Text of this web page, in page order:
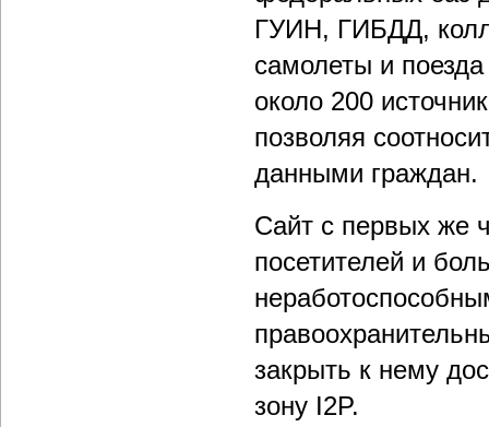
ГУИН, ГИБДД,
самолеты и
около 200
позволяя
данными граждан.
Сайт с первых же
посетителей и
закрыть к нему
зону I2P.